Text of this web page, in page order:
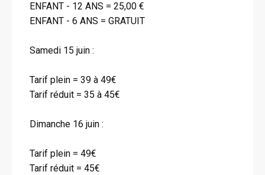
ENFANT - 12 ANS = 25,00 €
ENFANT - 6 ANS = GRATUIT
Samedi 15 juin :
Tarif plein = 39 à 49€
Tarif réduit = 35 à 45€
Dimanche 16 juin :
Tarif plein = 49€
Tarif réduit = 45€